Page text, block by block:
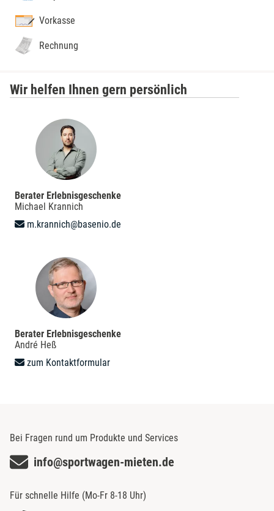
Vorkasse
Rechnung
Wir helfen Ihnen gern persönlich
Berater Erlebnisgeschenke
Michael Krannich
m.krannich@basenio.de
Berater Erlebnisgeschenke
André Heß
zum Kontaktformular
Bei Fragen rund um Produkte und Services
info@sportwagen-mieten.de
Für schnelle Hilfe (Mo-Fr 8-18 Uhr)